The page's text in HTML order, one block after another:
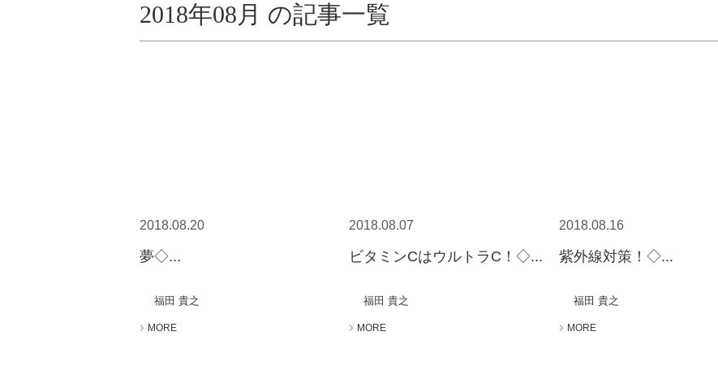
2018年08月 の記事一覧
2018.08.20
夢◇...
福田 貴之
MORE
2018.08.07
ビタミンCはウルトラC！◇...
福田 貴之
MORE
2018.08.16
紫外線対策！◇...
福田 貴之
MORE